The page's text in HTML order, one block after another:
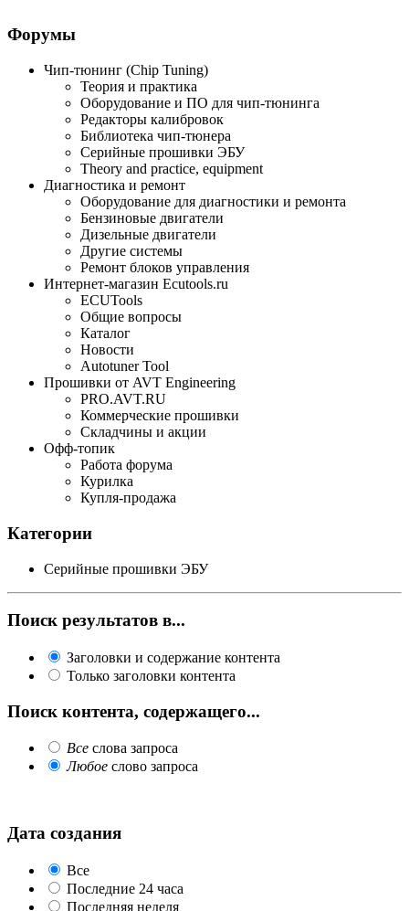
Форумы
Чип-тюнинг (Chip Tuning)
Теория и практика
Оборудование и ПО для чип-тюнинга
Редакторы калибровок
Библиотека чип-тюнера
Серийные прошивки ЭБУ
Theory and practice, equipment
Диагностика и ремонт
Оборудование для диагностики и ремонта
Бензиновые двигатели
Дизельные двигатели
Другие системы
Ремонт блоков управления
Интернет-магазин Ecutools.ru
ECUTools
Общие вопросы
Каталог
Новости
Autotuner Tool
Прошивки от AVT Engineering
PRO.AVT.RU
Коммерческие прошивки
Складчины и акции
Офф-топик
Работа форума
Курилка
Купля-продажа
Категории
Серийные прошивки ЭБУ
Поиск результатов в...
Заголовки и содержание контента
Только заголовки контента
Поиск контента, содержащего...
Все слова запроса
Любое слово запроса
Дата создания
Все
Последние 24 часа
Последняя неделя